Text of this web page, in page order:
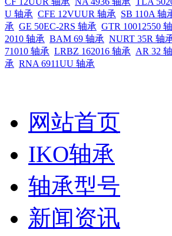
U 轴承 CFE 12VUUR 轴承 SB 110A 轴
承 GE 50EC-2RS 轴承 GTR 10012550
2010 轴承 BAM 69 轴承 NURT 35R 轴
71010 轴承 LRBZ 162016 轴承 AR 32
承 RNA 6911UU 轴承
网站首页
IKO轴承
轴承型号
新闻资讯